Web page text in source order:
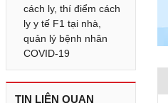
cách ly, thí điểm cách
ly y tế F1 tại nhà,
quản lý bệnh nhân
COVID-19
TIN LIÊN QUAN